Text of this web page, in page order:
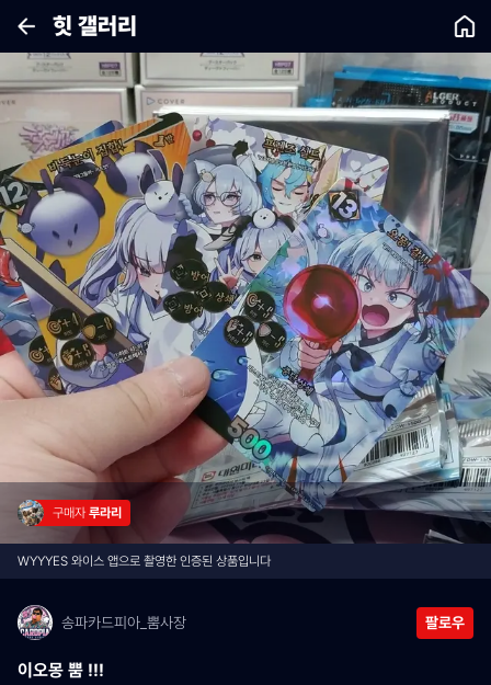
힛 갤러리
구매자 루라리
WYYYES 와이스 앱으로 촬영한 인증된 상품입니다
송파카드피아_뿜사장 팔로우
이오몽 뿜 !!!